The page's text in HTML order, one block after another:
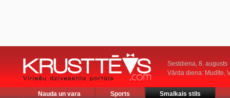
Sestdiena, 8. augusts
Vārda diena: Mudīte,
Nauda un vara Sports Smalkais stils